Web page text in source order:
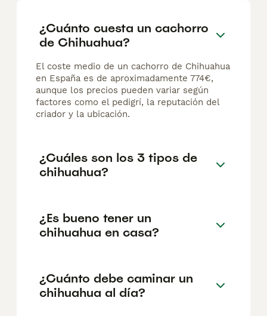
¿Cuánto cuesta un cachorro
de Chihuahua?
El coste medio de un cachorro de Chihuahua
en España es de aproximadamente 774€,
aunque los precios pueden variar según
factores como el pedigrí, la reputación del
criador y la ubicación.
¿Cuáles son los 3 tipos de
chihuahua?
¿Es bueno tener un
chihuahua en casa?
¿Cuánto debe caminar un
chihuahua al día?